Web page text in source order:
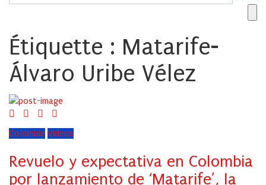
Étiquette : Matarife-
Álvaro Uribe Vélez
Colombie Videos
Revuelo y expectativa en Colombia
por lanzamiento de ‘Matarife’, la